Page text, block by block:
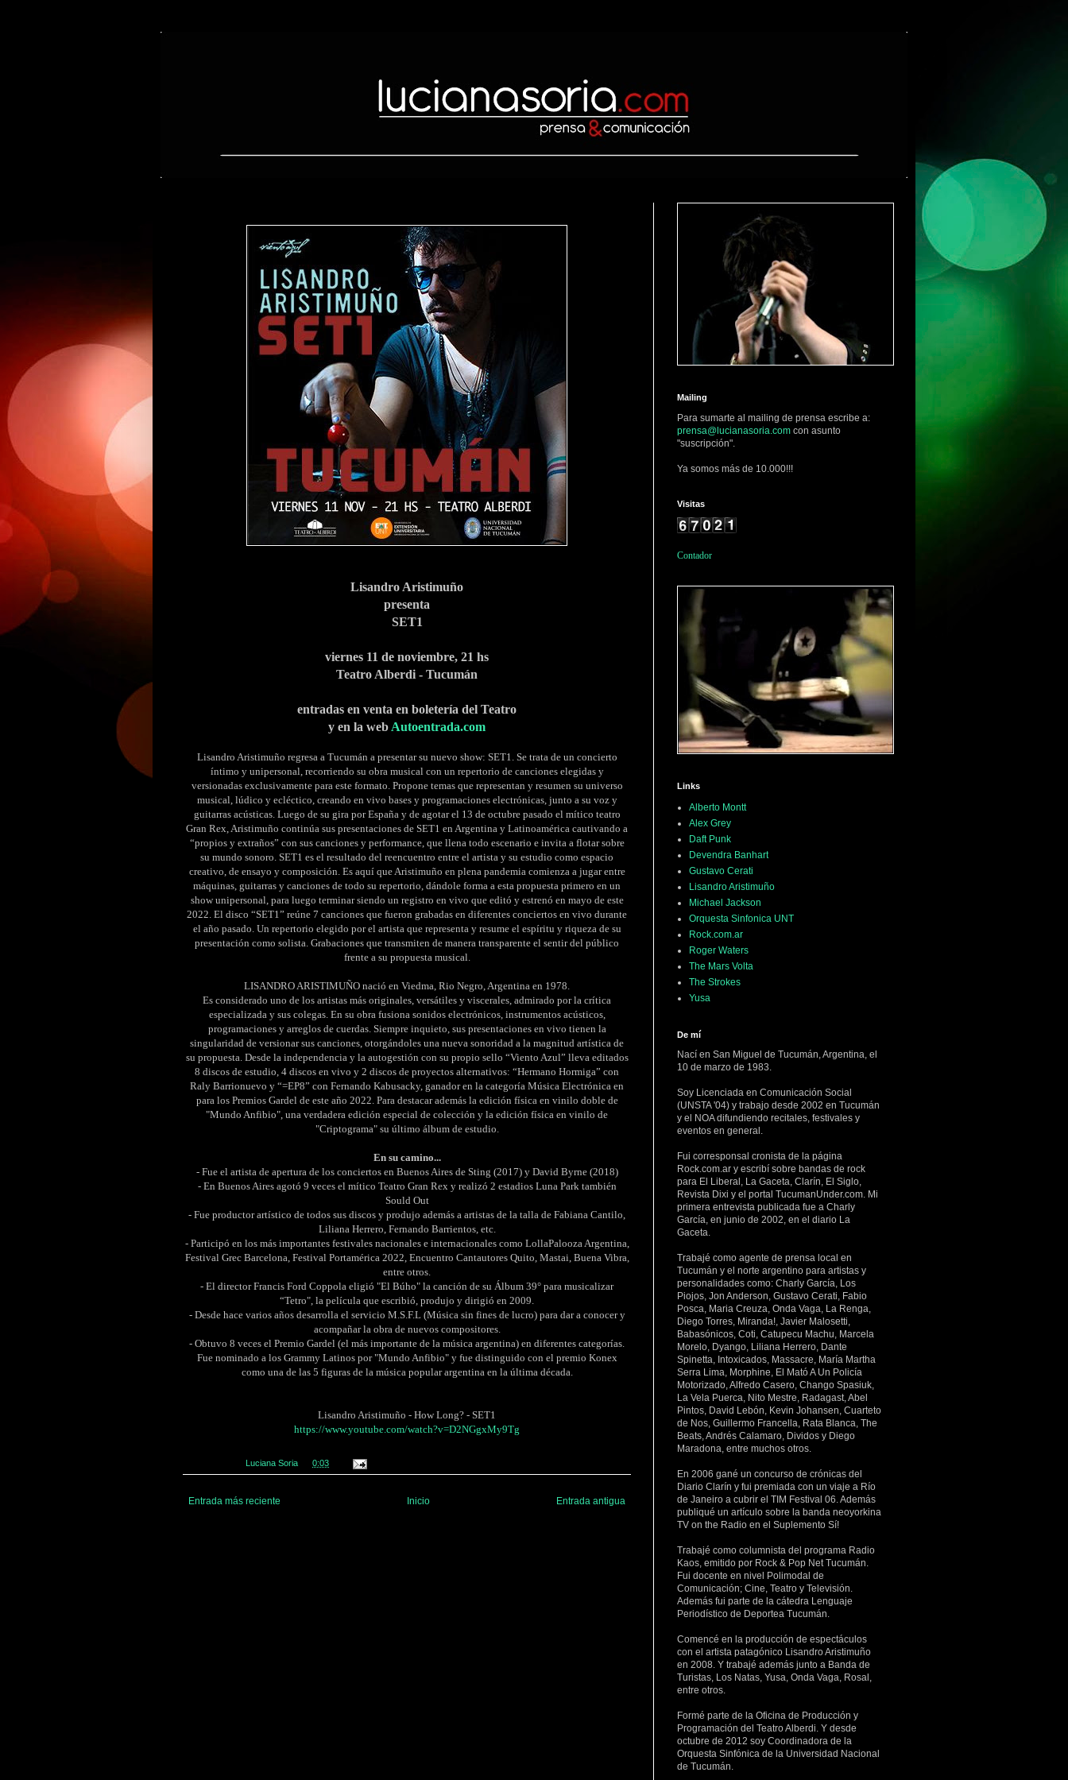
Lisandro Aristimuño
presenta
SET1
viernes 11 de noviembre, 21 hs
Teatro Alberdi - Tucumán
entradas en venta en boletería del Teatro
y en la web Autoentrada.com
Lisandro Aristimuño regresa a Tucumán a presentar su nuevo show: SET1. Se trata de un concierto
íntimo y unipersonal, recorriendo su obra musical con un repertorio de canciones elegidas y
versionadas exclusivamente para este formato. Propone temas que representan y resumen su universo
musical, lúdico y ecléctico, creando en vivo bases y programaciones electrónicas, junto a su voz y
guitarras acústicas. Luego de su gira por España y de agotar el 13 de octubre pasado el mítico teatro
Gran Rex, Aristimuño continúa sus presentaciones de SET1 en Argentina y Latinoamérica cautivando a
“propios y extraños” con sus canciones y performance, que llena todo escenario e invita a flotar sobre
su mundo sonoro. SET1 es el resultado del reencuentro entre el artista y su estudio como espacio
creativo, de ensayo y composición. Es aquí que Aristimuño en plena pandemia comienza a jugar entre
máquinas, guitarras y canciones de todo su repertorio, dándole forma a esta propuesta primero en un
show unipersonal, para luego terminar siendo un registro en vivo que editó y estrenó en mayo de este
2022. El disco “SET1” reúne 7 canciones que fueron grabadas en diferentes conciertos en vivo durante
el año pasado. Un repertorio elegido por el artista que representa y resume el espíritu y riqueza de su
presentación como solista. Grabaciones que transmiten de manera transparente el sentir del público
frente a su propuesta musical.
LISANDRO ARISTIMUÑO nació en Viedma, Rio Negro, Argentina en 1978.
Es considerado uno de los artistas más originales, versátiles y viscerales, admirado por la crítica
especializada y sus colegas. En su obra fusiona sonidos electrónicos, instrumentos acústicos,
programaciones y arreglos de cuerdas. Siempre inquieto, sus presentaciones en vivo tienen la
singularidad de versionar sus canciones, otorgándoles una nueva sonoridad a la magnitud artística de
su propuesta. Desde la independencia y la autogestión con su propio sello “Viento Azul” lleva editados
8 discos de estudio, 4 discos en vivo y 2 discos de proyectos alternativos: “Hermano Hormiga” con
Raly Barrionuevo y “=EP8” con Fernando Kabusacky, ganador en la categoría Música Electrónica en
para los Premios Gardel de este año 2022. Para destacar además la edición física en vinilo doble de
"Mundo Anfibio", una verdadera edición especial de colección y la edición física en vinilo de
"Criptograma" su último álbum de estudio.
En su camino...
- Fue el artista de apertura de los conciertos en Buenos Aires de Sting (2017) y David Byrne (2018)
- En Buenos Aires agotó 9 veces el mítico Teatro Gran Rex y realizó 2 estadios Luna Park también
Sould Out
- Fue productor artístico de todos sus discos y produjo además a artistas de la talla de Fabiana Cantilo,
Liliana Herrero, Fernando Barrientos, etc.
- Participó en los más importantes festivales nacionales e internacionales como LollaPalooza Argentina,
Festival Grec Barcelona, Festival Portamérica 2022, Encuentro Cantautores Quito, Mastai, Buena Vibra,
entre otros.
- El director Francis Ford Coppola eligió "El Búho" la canción de su Álbum 39° para musicalizar
“Tetro", la película que escribió, produjo y dirigió en 2009.
- Desde hace varios años desarrolla el servicio M.S.F.L (Música sin fines de lucro) para dar a conocer y
acompañar la obra de nuevos compositores.
- Obtuvo 8 veces el Premio Gardel (el más importante de la música argentina) en diferentes categorías.
Fue nominado a los Grammy Latinos por "Mundo Anfibio" y fue distinguido con el premio Konex
como una de las 5 figuras de la música popular argentina en la última década.
Lisandro Aristimuño - How Long? - SET1
https://www.youtube.com/watch?v=D2NGgxMy9Tg
Luciana Soria 0:03
Entrada más reciente Entrada antigua
Inicio
Mailing
Para sumarte al mailing de prensa escribe a:
prensa@lucianasoria.com con asunto
"suscripción".
Ya somos más de 10.000!!!
Visitas
Contador
Links
Alberto Montt
Alex Grey
Daft Punk
Devendra Banhart
Gustavo Cerati
Lisandro Aristimuño
Michael Jackson
Orquesta Sinfonica UNT
Rock.com.ar
Roger Waters
The Mars Volta
The Strokes
Yusa
De mí
Nací en San Miguel de Tucumán, Argentina, el
10 de marzo de 1983.
Soy Licenciada en Comunicación Social
(UNSTA '04) y trabajo desde 2002 en Tucumán
y el NOA difundiendo recitales, festivales y
eventos en general.
Fui corresponsal cronista de la página
Rock.com.ar y escribí sobre bandas de rock
para El Liberal, La Gaceta, Clarín, El Siglo,
Revista Dixi y el portal TucumanUnder.com. Mi
primera entrevista publicada fue a Charly
García, en junio de 2002, en el diario La
Gaceta.
Trabajé como agente de prensa local en
Tucumán y el norte argentino para artistas y
personalidades como: Charly García, Los
Piojos, Jon Anderson, Gustavo Cerati, Fabio
Posca, Maria Creuza, Onda Vaga, La Renga,
Diego Torres, Miranda!, Javier Malosetti,
Babasónicos, Coti, Catupecu Machu, Marcela
Morelo, Dyango, Liliana Herrero, Dante
Spinetta, Intoxicados, Massacre, María Martha
Serra Lima, Morphine, El Mató A Un Policía
Motorizado, Alfredo Casero, Chango Spasiuk,
La Vela Puerca, Nito Mestre, Radagast, Abel
Pintos, David Lebón, Kevin Johansen, Cuarteto
de Nos, Guillermo Francella, Rata Blanca, The
Beats, Andrés Calamaro, Dividos y Diego
Maradona, entre muchos otros.
En 2006 gané un concurso de crónicas del
Diario Clarín y fui premiada con un viaje a Río
de Janeiro a cubrir el TIM Festival 06. Además
publiqué un artículo sobre la banda neoyorkina
TV on the Radio en el Suplemento Sí!
Trabajé como columnista del programa Radio
Kaos, emitido por Rock & Pop Net Tucumán.
Fui docente en nivel Polimodal de
Comunicación; Cine, Teatro y Televisión.
Además fui parte de la cátedra Lenguaje
Periodístico de Deportea Tucumán.
Comencé en la producción de espectáculos
con el artista patagónico Lisandro Aristimuño
en 2008. Y trabajé además junto a Banda de
Turistas, Los Natas, Yusa, Onda Vaga, Rosal,
entre otros.
Formé parte de la Oficina de Producción y
Programación del Teatro Alberdi. Y desde
octubre de 2012 soy Coordinadora de la
Orquesta Sinfónica de la Universidad Nacional
de Tucumán.